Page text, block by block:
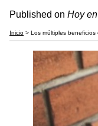
Published on Hoy
Inicio > Los múltiples beneficios